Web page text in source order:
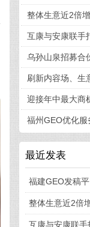
推广平台实测推
整体生意近2倍
中促收官，兴趣
互康与安康联手
圈」
乌孙山泉招募合
人,共享天山弱
刷新内容场、生
美区年中促首周
迎接年中最大商
促重磅“开赛”
福州GEO优化
福州企业AI全域
最近发表
互康与安康联手